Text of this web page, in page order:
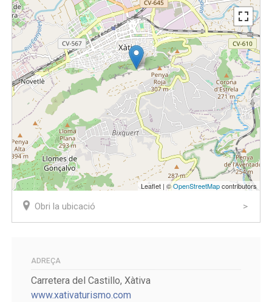
Leaflet | ©OpenStreetMapcontributors
Obri la ubicació
ADREÇA
Carretera del Castillo, Xàtiva
www.xativaturismo.com